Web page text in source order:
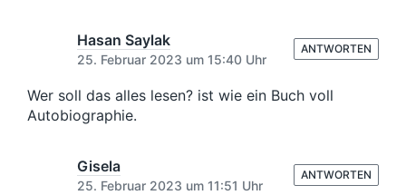
Hasan Saylak
25. Februar 2023 um 15:40 Uhr
Wer soll das alles lesen? ist wie ein Buch voll
Autobiographie.
ANTWORTEN
Gisela
25. Februar 2023 um 11:51 Uhr
ANTWORTEN